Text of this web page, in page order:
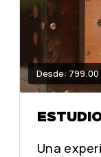
Desde: 799.00
Una